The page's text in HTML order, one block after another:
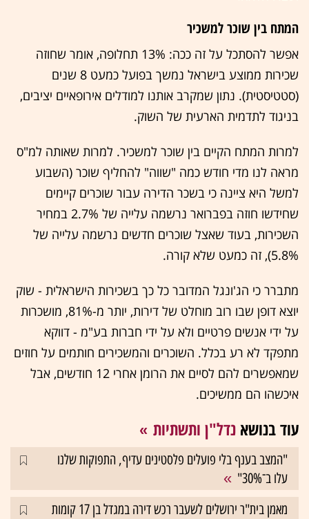
המתח בין שוכר למשכיר
אפשר להסתכל על זה ככה: 13% תחלופה, אומר שחוזה
שכירות ממוצע בישראל נמשך בפועל כמעט 8 שנים
(סטטיסטית). נתון שמקרב אותנו למודלים אירופאיים יציבים,
בניגוד לתדמית הארעית של השוק.
למרות המתח הקיים בין שוכר למשכיר. למרות שאותה למ"ס
מראה לנו מדי חודש כמה "שווה" להחליף שוכר (השבוע
למשל היא ציינה כי בשכר הדירה עבור שוכרים קיימים
שחידשו חוזה בפברואר נרשמה עלייה של 2.7% במחיר
השכירות, בעוד שאצל שוכרים חדשים נרשמה עלייה של
5.8%), זה כמעט שלא קורה.
מתברר כי הג'ונגל המדובר כל כך בשכירות הישראלית - שוק
יוצא דופן שבו רוב מוחלט של דירות, יותר מ-81%, מושכרות
על ידי אנשים פרטיים ולא על ידי חברות בע"מ - דווקא
מתפקד לא רע בכלל. השוכרים והמשכירים חותמים על חוזים
שמאפשרים להם לסיים את הרומן אחרי 12 חודשים, אבל
איכשהו הם ממשיכים.
עוד בנושא נדל"ן ותשתיות
"המצב בענף בלי פועלים פלסטינים עדיף, התפוקות שלנו
עלו ב־30%"
מאמן בית"ר ירושלים לשעבר רכש דירה במגדל בן 17 קומות